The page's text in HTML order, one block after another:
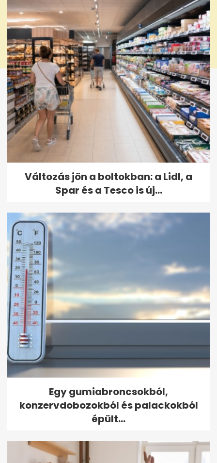
Változás jön a boltokban: a Lidl, a
Spar és a Tesco is új...
Egy gumiabroncsokból,
konzervdobozokból és palackokból
épült...